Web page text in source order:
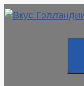
Skip
to